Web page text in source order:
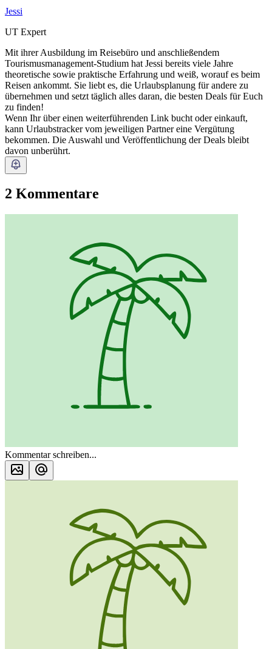
Jessi
UT Expert
Mit ihrer Ausbildung im Reisebüro und anschließendem
Tourismusmanagement-Studium hat Jessi bereits viele Jahre
theoretische sowie praktische Erfahrung und weiß, worauf es beim
Reisen ankommt. Sie liebt es, die Urlaubsplanung für andere zu
übernehmen und setzt täglich alles daran, die besten Deals für Euch
zu finden!
Wenn Ihr über einen weiterführenden Link bucht oder einkauft,
kann Urlaubstracker vom jeweiligen Partner eine Vergütung
bekommen. Die Auswahl und Veröffentlichung der Deals bleibt
davon unberührt.
2 Kommentare
Kommentar schreiben...